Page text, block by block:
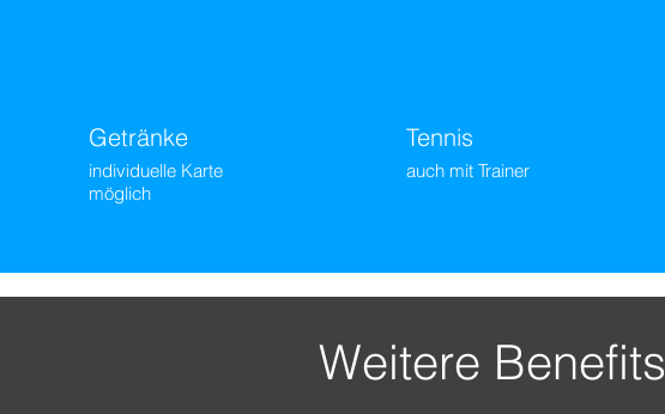
Getränke
individuelle Karte
möglich
Tennis
auch mit Trainer
Weitere Benefits